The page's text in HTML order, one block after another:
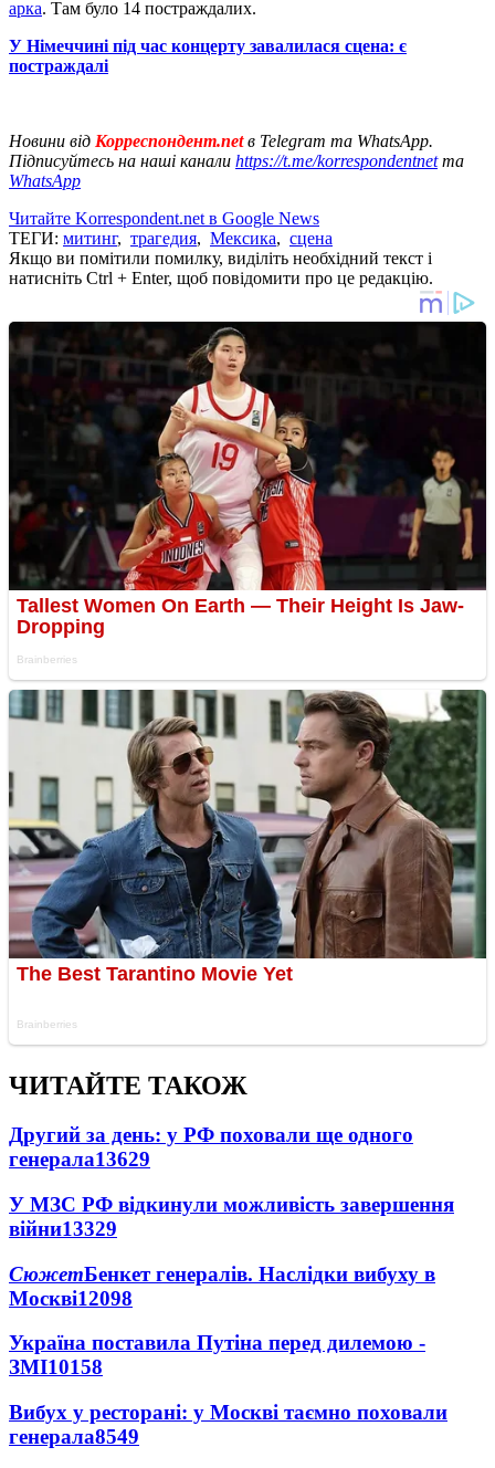
арка. Там було 14 постраждалих.
У Німеччині під час концерту завалилася сцена: є
постраждалі
Новини від Корреспондент.netв Telegram та WhatsApp.
Підписуйтесь на наші канали https://t.me/korrespondentnetта
WhatsApp
Читайте Korrespondent.net в Google News
ТЕГИ: митинг, трагедия, Мексика, сцена
Якщо ви помітили помилку, виділіть необхідний текст і
натисніть Ctrl + Enter, щоб повідомити про це редакцію.
ЧИТАЙТЕ ТАКОЖ
Другий за день: у РФ поховали ще одного
генерала13629
У МЗС РФ відкинули можливість завершення
війни13329
СюжетБенкет генералів. Наслідки вибуху в
Москві12098
Україна поставила Путіна перед дилемою -
ЗМІ10158
Вибух у ресторані: у Москві таємно поховали
генерала8549